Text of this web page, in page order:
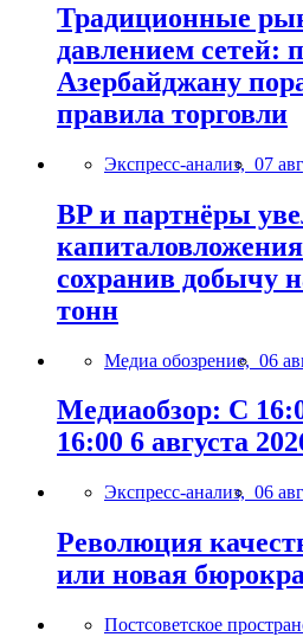
Традиционные
давлением сетей:
Азербайджану
правила торговли
Экспресс-анализ, 07
BP и партнёры
сохранив добычу
тонн
Медиа обозрение, 06
Медиаобзор: С
16:00 6 августа
Экспресс-анализ, 06
Революция
или новая
Постсоветское